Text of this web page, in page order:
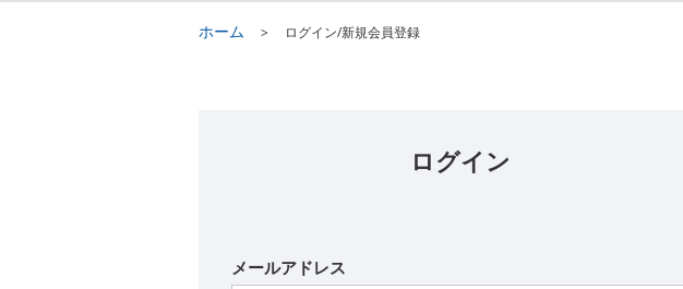
ホーム ログイン/新規会員登録
ログイン
メールアドレス